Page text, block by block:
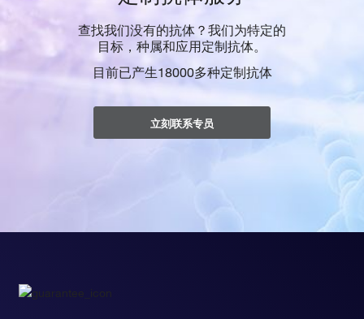
查找我们没有的抗体？我们为特定的
目标，种属和应用定制抗体。
目前已产生18000多种定制抗体
立刻联系专员